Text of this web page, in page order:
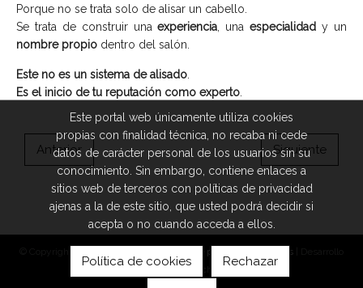
Porque no se trata solo de alisar un cabello.
Se trata de construir unaexperiencia, unaespecialidad y un
nombre propio dentro del salón.
Este no es un sistema de alisado.
Es el inicio de tu reputación como experto.
Anterior Siguiente
Política de privacidad Cookies
Este portal web únicamente utiliza cookies
propias con finalidad técnica, no recaba ni cede
datos de carácter personal de los usuarios sin su
conocimiento. Sin embargo, contiene enlaces a
sitios web de terceros con políticas de privacidad
ajenas a la de este sitio, que usted podrá decidir si
acepta o no cuando acceda a ellos.
Política de cookies Rechazar